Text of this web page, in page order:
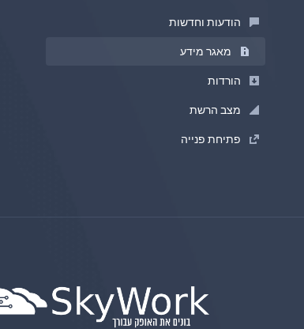
הודעות וחדשות
מאגר מידע
הורדות
מצב הרשת
פתיחת פנייה